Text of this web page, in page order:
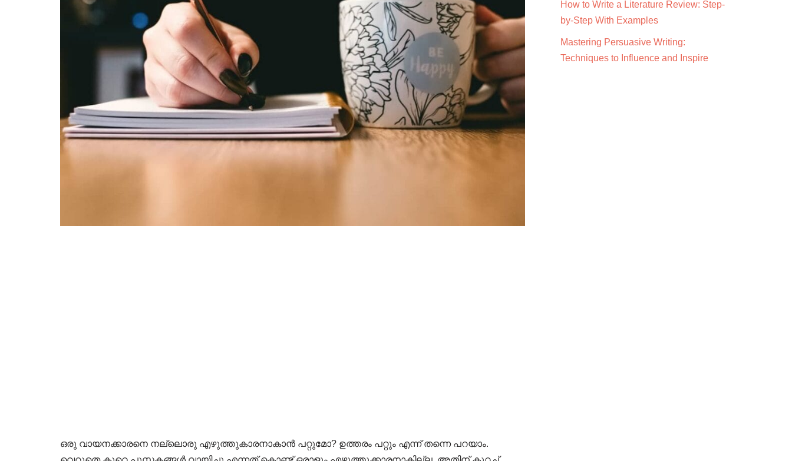
ഒരു വായനക്കാരനെ നല്ലൊരു എഴുത്തുകാരനാകാൻ പറ്റുമോ? ഉത്തരം പറ്റും എന്ന് തന്നെ പറയാം.
How to Write a Literature Review: Step-
by-Step With Examples
Mastering Persuasive Writing:
Techniques to Influence and Inspire